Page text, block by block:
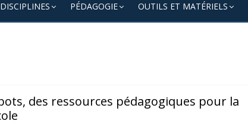
DISCIPLINES PÉDAGOGIE OUTILS ET MATÉRIELS
des ressources pédagogiques pour la